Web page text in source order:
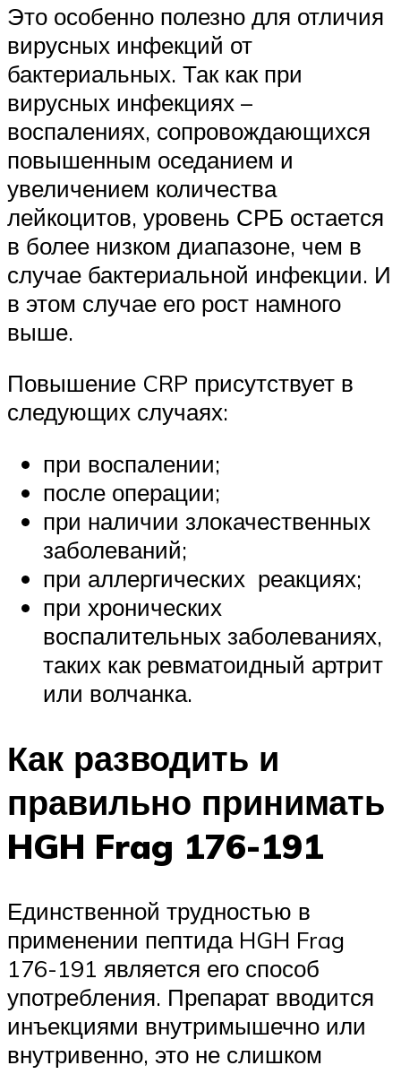
Это особенно полезно для отличия
вирусных инфекций от
бактериальных. Так как при
вирусных инфекциях –
воспалениях, сопровождающихся
повышенным оседанием и
увеличением количества
лейкоцитов, уровень СРБ остается
в более низком диапазоне, чем в
случае бактериальной инфекции. И
в этом случае его рост намного
выше.
Повышение CRP присутствует в
следующих случаях:
при воспалении;
после операции;
при наличии злокачественных
заболеваний;
при аллергических реакциях;
при хронических
воспалительных заболеваниях,
таких как ревматоидный артрит
или волчанка.
Как разводить и
правильно принимать
HGH Frag 176-191
Единственной трудностью в
применении пептида HGH Frag
176-191 является его способ
употребления. Препарат вводится
инъекциями внутримышечно или
внутривенно, это не слишком